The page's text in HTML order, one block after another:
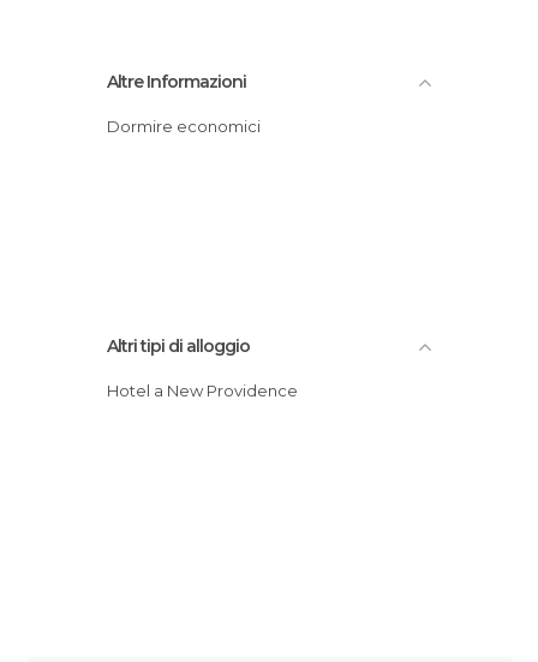
Altre Informazioni
Dormire economici
Altri tipi di alloggio
Hotel a New Providence